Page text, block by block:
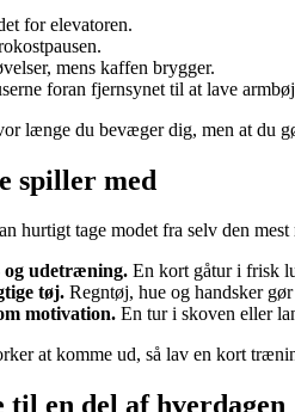
for elevatoren.
mens kaffen brygger.
foran fjernsynet til at lave
længe du bevæger dig, men at du
spiller med
hurtigt tage modet fra selv den
og udetræning. En kort gåtur i frisk
tøj. Regntøj, hue og handsker
motivation. En tur i skoven eller
at komme ud, så lav en kort
til en del af hverdagen